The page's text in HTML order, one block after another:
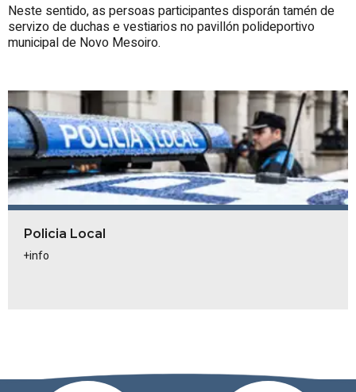
Neste sentido, as persoas participantes disporán tamén de
servizo de duchas e vestiarios no pavillón polideportivo
municipal de Novo Mesoiro.
Policia Local
+info